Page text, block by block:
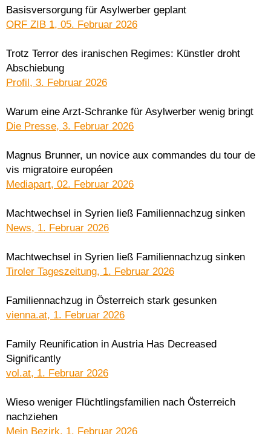
Basisversorgung für Asylwerber geplant
ORF ZIB 1, 05. Februar 2026
Trotz Terror des iranischen Regimes: Künstler droht
Abschiebung
Profil, 3. Februar 2026
Warum eine Arzt-Schranke für Asylwerber wenig bringt
Die Presse, 3. Februar 2026
Magnus Brunner, un novice aux commandes du tour de
vis migratoire européen
Mediapart, 02. Februar 2026
Machtwechsel in Syrien ließ Familiennachzug sinken
News, 1. Februar 2026
Machtwechsel in Syrien ließ Familiennachzug sinken
Tiroler Tageszeitung, 1. Februar 2026
Familiennachzug in Österreich stark gesunken
vienna.at, 1. Februar 2026
Family Reunification in Austria Has Decreased
Significantly
vol.at, 1. Februar 2026
Wieso weniger Flüchtlingsfamilien nach Österreich
nachziehen
Mein Bezirk, 1. Februar 2026